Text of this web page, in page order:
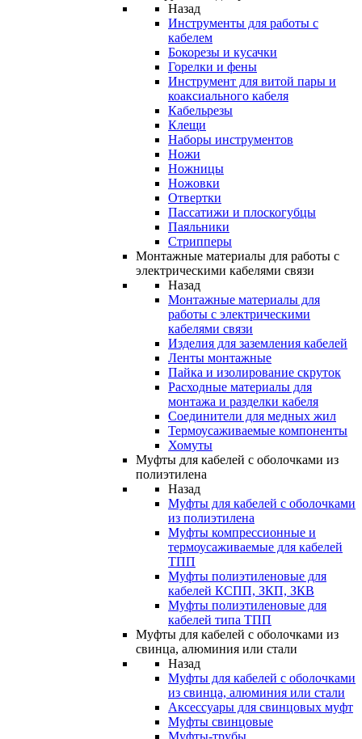
Назад
Инструменты для работы с
кабелем
Бокорезы и кусачки
Горелки и фены
Инструмент для витой пары и
коаксиального кабеля
Кабельрезы
Клещи
Наборы инструментов
Ножи
Ножницы
Ножовки
Отвертки
Пассатижи и плоскогубцы
Паяльники
Стрипперы
Монтажные материалы для работы с
электрическими кабелями связи
Назад
Монтажные материалы для
работы с электрическими
кабелями связи
Изделия для заземления кабелей
Ленты монтажные
Пайка и изолирование скруток
Расходные материалы для
монтажа и разделки кабеля
Соединители для медных жил
Термоусаживаемые компоненты
Хомуты
Муфты для кабелей с оболочками из
полиэтилена
Назад
Муфты для кабелей с оболочками
из полиэтилена
Муфты компрессионные и
термоусаживаемые для кабелей
ТПП
Муфты полиэтиленовые для
кабелей КСПП, ЗКП, ЗКВ
Муфты полиэтиленовые для
кабелей типа ТПП
Муфты для кабелей с оболочками из
свинца, алюминия или стали
Назад
Муфты для кабелей с оболочками
из свинца, алюминия или стали
Аксессуары для свинцовых муфт
Муфты свинцовые
Муфты-трубы